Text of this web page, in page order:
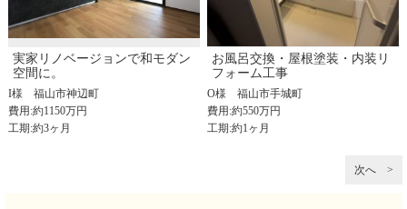
実家リノベージョンで和モダン
空間に。
I様福山市神辺町
費用:約1150万円
工期:約3ヶ月
お風呂交換・屋根塗装・内装リ
フォーム工事
O様福山市手城町
費用:約550万円
工期:約1ヶ月
次へ >